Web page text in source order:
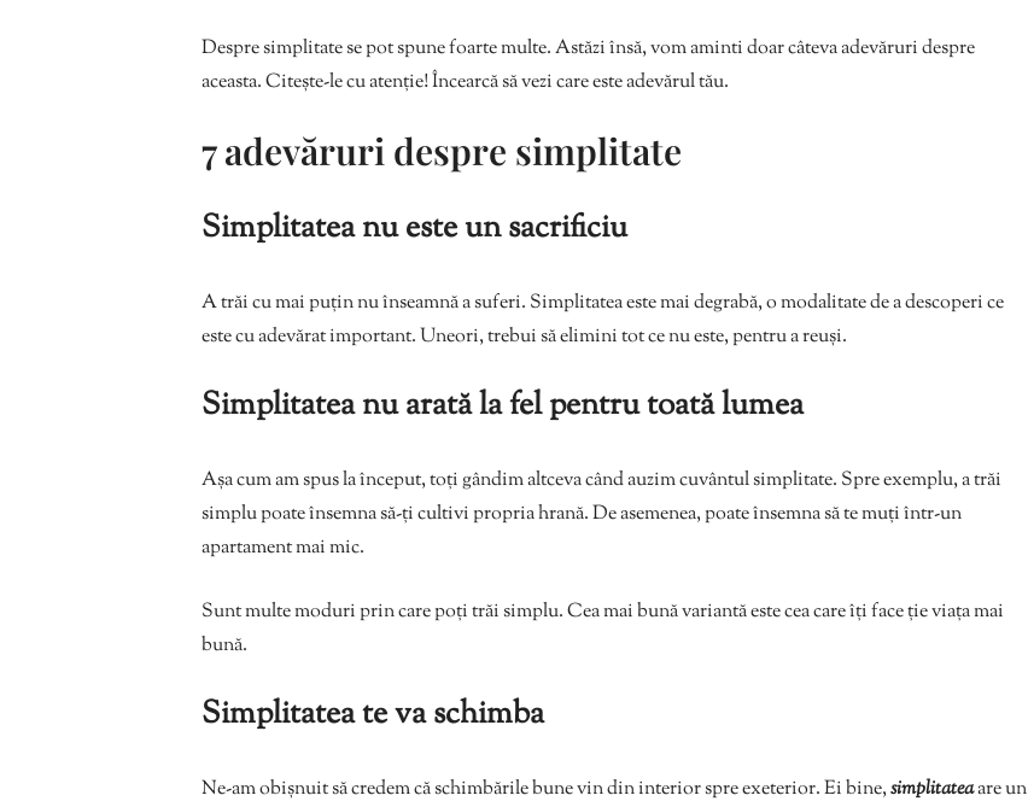
Despre simplitate se pot spune foarte multe. Astăzi însă, vom aminti doar câteva adevăruri despre
aceasta. Citește-le cu atenție! Încearcă să vezi care este adevărul tău.
7 adevăruri despre simplitate
Simplitatea nu este un sacrificiu
A trăi cu mai puțin nu înseamnă a suferi. Simplitatea este mai degrabă, o modalitate de a descoperi ce
este cu adevărat important. Uneori, trebui să elimini tot ce nu este, pentru a reuși.
Simplitatea nu arată la fel pentru toată lumea
Așa cum am spus la început, toți gândim altceva când auzim cuvântul simplitate. Spre exemplu, a trăi
simplu poate însemna să-ți cultivi propria hrană. De asemenea, poate însemna să te muți într-un
apartament mai mic.
Sunt multe moduri prin care poți trăi simplu. Cea mai bună variantă este cea care îți face ție viața mai
bună.
Simplitatea te va schimba
Ne-am obișnuit să credem că schimbările bune vin din interior spre exeterior. Ei bine,simplitateaare un